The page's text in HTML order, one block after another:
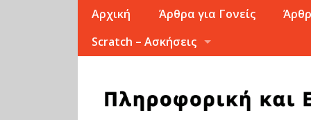
Αρχική Άρθρα για Γονείς
Scratch – Ασκήσεις